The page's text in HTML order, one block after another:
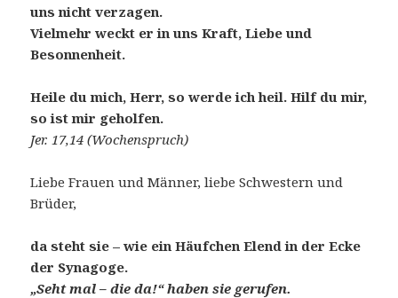
uns nicht verzagen.
Vielmehr weckt er in uns Kraft, Liebe und
Besonnenheit.
Heile du mich, Herr, so werde ich heil. Hilf du mir,
so ist mir geholfen.
Jer. 17,14 (Wochenspruch)
Liebe Frauen und Männer, liebe Schwestern und
Brüder,
da steht sie – wie ein Häufchen Elend in der Ecke
der Synagoge.
„Seht mal – die da!“ haben sie gerufen.